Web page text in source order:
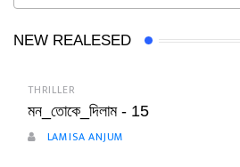
NEW REALESED
THRILLER
মন_তোকে_দিলাম - 15
LAMISA ANJUM